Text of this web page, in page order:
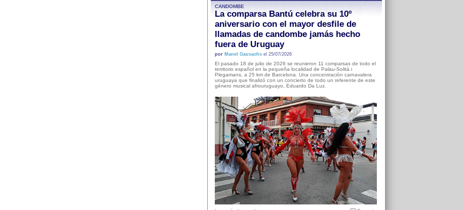
CANDOMBE
La comparsa Bantú celebra su 10º
aniversario con el mayor desfile de
llamadas de candombe jamás hecho
fuera de Uruguay
por Manel Gausachsel 25/07/2026
El pasado 18 de julio de 2026 se reunieron 11 comparsas de todo el
territorio español en la pequeña localidad de Palau-Solità i
Plegamans, a 25 km de Barcelona. Una concentración carnavalera
uruguaya que finalizó con un concierto de todo un referente de este
género musical afrouruguayo, Eduardo Da Luz.